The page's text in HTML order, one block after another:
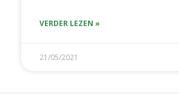
VERDER LEZEN »
21/05/2021